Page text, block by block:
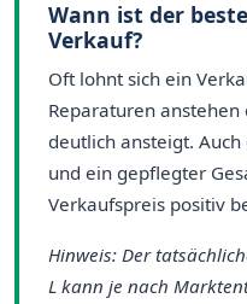
Wann ist der
Verkauf?
Oft lohnt sich ein
Reparaturen
deutlich ansteigt.
und ein gepflegter
Verkaufspreis positiv
Hinweis: Der
L kann je nach